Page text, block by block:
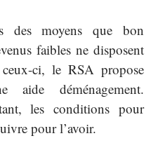
des moyens que bon
faibles ne disposent
ci, le RSA propose
aide déménagement.
les conditions pour
pour l’avoir.